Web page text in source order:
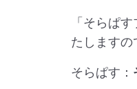
「そらぱ
たしますの
そらぱす：